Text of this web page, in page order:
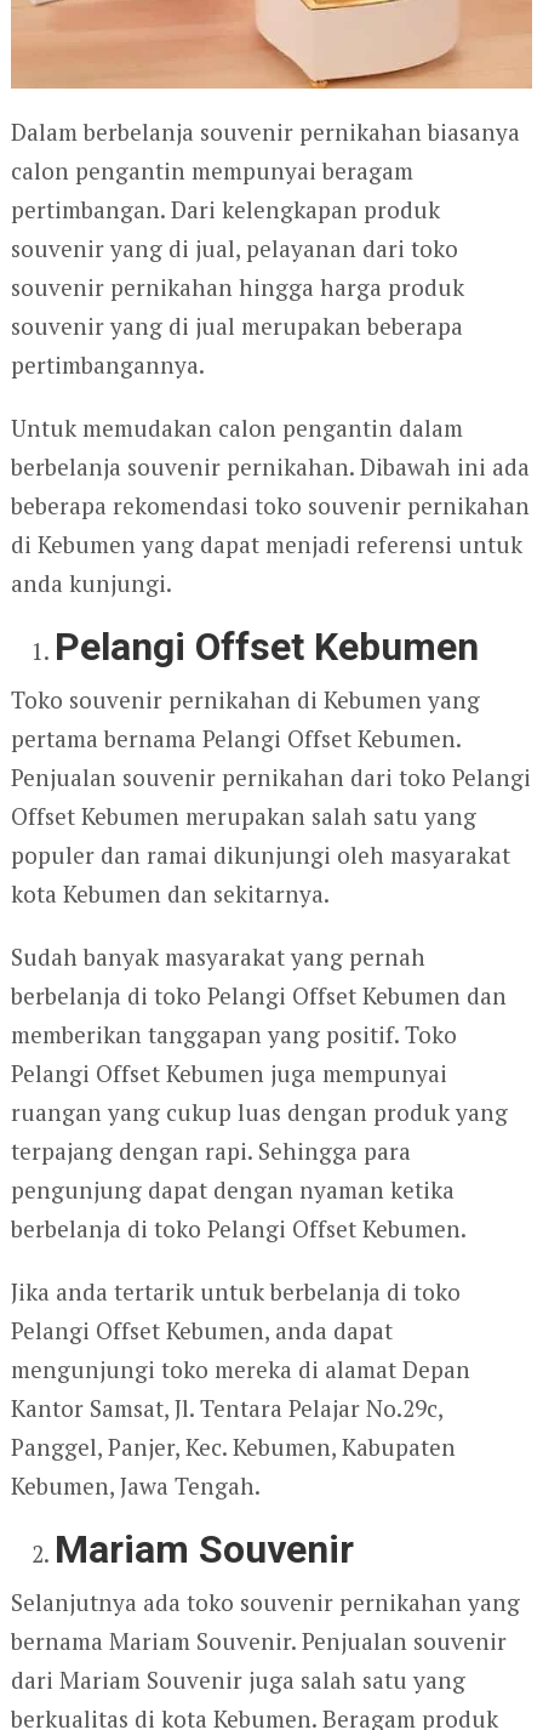
Dalam berbelanja souvenir pernikahan biasanya
calon pengantin mempunyai beragam
pertimbangan. Dari kelengkapan produk
souvenir yang di jual, pelayanan dari toko
souvenir pernikahan hingga harga produk
souvenir yang di jual merupakan beberapa
pertimbangannya.
Untuk memudakan calon pengantin dalam
berbelanja souvenir pernikahan. Dibawah ini ada
beberapa rekomendasi toko souvenir pernikahan
di Kebumen yang dapat menjadi referensi untuk
anda kunjungi.
Pelangi Offset Kebumen
Toko souvenir pernikahan di Kebumen yang
pertama bernama Pelangi Offset Kebumen.
Penjualan souvenir pernikahan dari toko Pelangi
Offset Kebumen merupakan salah satu yang
populer dan ramai dikunjungi oleh masyarakat
kota Kebumen dan sekitarnya.
Sudah banyak masyarakat yang pernah
berbelanja di toko Pelangi Offset Kebumen dan
memberikan tanggapan yang positif. Toko
Pelangi Offset Kebumen juga mempunyai
ruangan yang cukup luas dengan produk yang
terpajang dengan rapi. Sehingga para
pengunjung dapat dengan nyaman ketika
berbelanja di toko Pelangi Offset Kebumen.
Jika anda tertarik untuk berbelanja di toko
Pelangi Offset Kebumen, anda dapat
mengunjungi toko mereka di alamat Depan
Kantor Samsat, Jl. Tentara Pelajar No.29c,
Panggel, Panjer, Kec. Kebumen, Kabupaten
Kebumen, Jawa Tengah.
Mariam Souvenir
Selanjutnya ada toko souvenir pernikahan yang
bernama Mariam Souvenir. Penjualan souvenir
dari Mariam Souvenir juga salah satu yang
berkualitas di kota Kebumen. Beragam produk